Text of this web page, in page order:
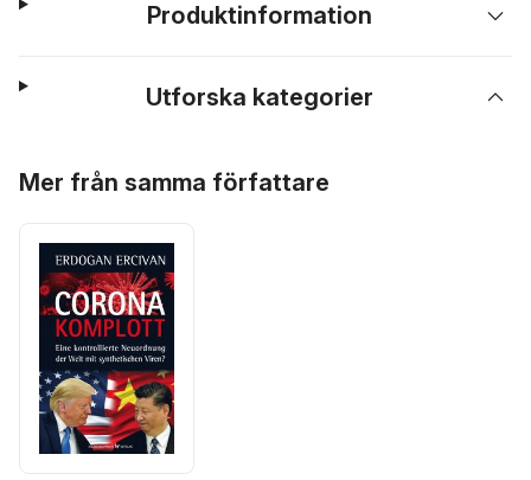
Produktinformation
Utforska kategorier
Mer från samma författare